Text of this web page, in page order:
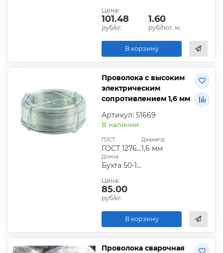
Цена:
101.48
руб/кг.
1.60
руб/пог. м.
В корзину
Проволока с высоким
электрическим
сопротивлением 1,6 мм
Артикул: 51669
В наличии
ГОСТ:
ГОСТ 12766.1-90
Диаметр:
1,6 мм
Длина:
Бухта 50-100 кг
Цена:
85.00
руб/кг.
В корзину
Проволока сварочная